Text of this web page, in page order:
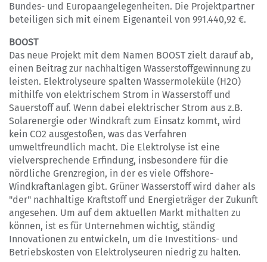
Bundes- und Europaangelegenheiten. Die Projektpartner
beteiligen sich mit einem Eigenanteil von 991.440,92 €.
BOOST
Das neue Projekt mit dem Namen BOOST zielt darauf ab,
einen Beitrag zur nachhaltigen Wasserstoffgewinnung zu
leisten. Elektrolyseure spalten Wassermoleküle (H2O)
mithilfe von elektrischem Strom in Wasserstoff und
Sauerstoff auf. Wenn dabei elektrischer Strom aus z.B.
Solarenergie oder Windkraft zum Einsatz kommt, wird
kein CO2 ausgestoßen, was das Verfahren
umweltfreundlich macht. Die Elektrolyse ist eine
vielversprechende Erfindung, insbesondere für die
nördliche Grenzregion, in der es viele Offshore-
Windkraftanlagen gibt. Grüner Wasserstoff wird daher als
"der" nachhaltige Kraftstoff und Energieträger der Zukunft
angesehen. Um auf dem aktuellen Markt mithalten zu
können, ist es für Unternehmen wichtig, ständig
Innovationen zu entwickeln, um die Investitions- und
Betriebskosten von Elektrolyseuren niedrig zu halten.